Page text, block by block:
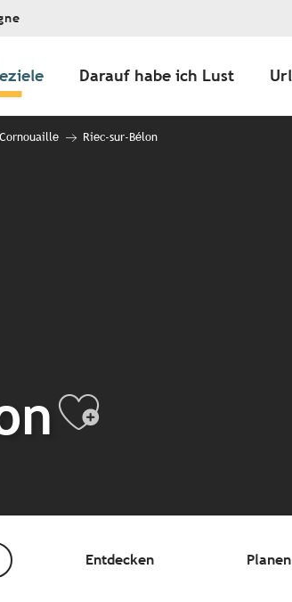
Darauf habe ich Lust
Riec-sur-Bélon
Ajouter
Entdecken